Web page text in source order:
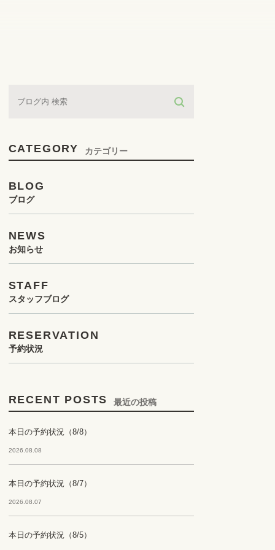
CATEGORY カテゴリー
BLOG
ブログ
NEWS
お知らせ
STAFF
スタッフブログ
RESERVATION
予約状況
RECENT POSTS 最近の投稿
本日の予約状況（8/8）
2026.08.08
本日の予約状況（8/7）
2026.08.07
本日の予約状況（8/5）